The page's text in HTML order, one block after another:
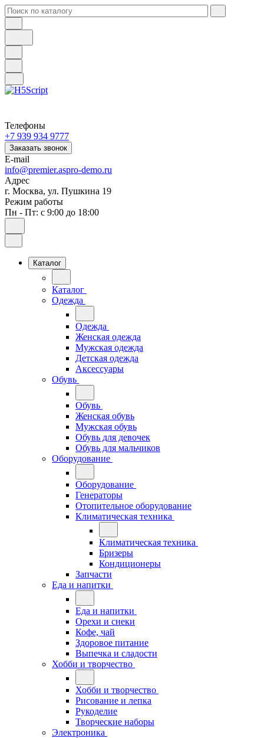
Телефоны
+7 939 934 9777
Заказать звонок
E-mail
info@premier.aspro-demo.ru
Адрес
г. Москва, ул. Пушкина 19
Режим работы
Пн - Пт: с 9:00 до 18:00
Каталог
Каталог
Одежда
Одежда
Женская одежда
Мужская одежда
Детская одежда
Аксессуары
Обувь
Обувь
Женская обувь
Мужская обувь
Обувь для девочек
Обувь для мальчиков
Оборудование
Оборудование
Генераторы
Отопительное оборудование
Климатическая техника
Климатическая техника
Бризеры
Кондиционеры
Запчасти
Еда и напитки
Еда и напитки
Орехи и снеки
Кофе, чай
Здоровое питание
Выпечка и сладости
Хобби и творчество
Хобби и творчество
Рисование и лепка
Рукоделие
Творческие наборы
Электроника